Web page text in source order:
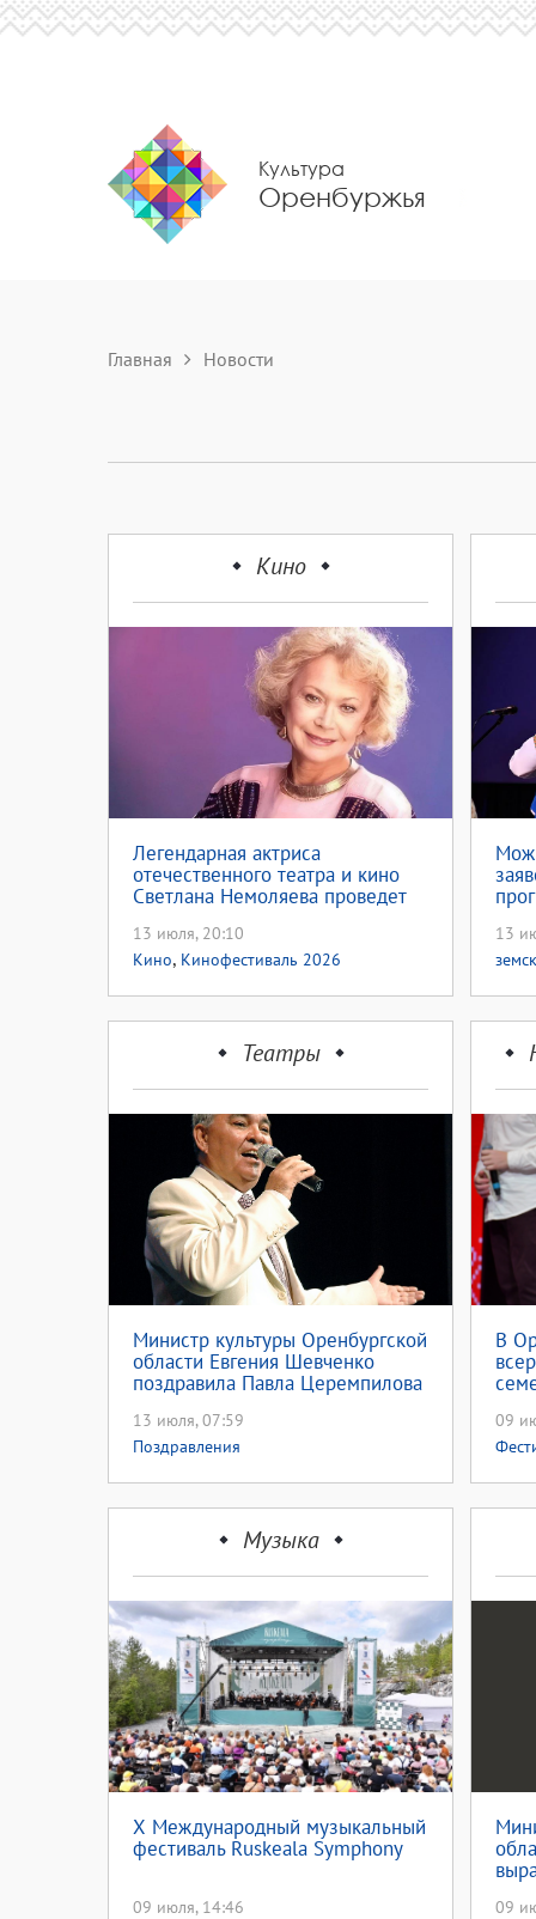
Культура
Оренбуржья
Главная Новости
Кино
Легендарная актриса
отечественного театра и кино
Светлана Немоляева проведет
Оренбурге
13 июля, 20:10
Кино, Кинофестиваль 2026
13
Театры
Министр культуры Оренбургской
области Евгения Шевченко
поздравила Павла Церемпилова
13 июля, 07:59
Поздравления
В
09
Музыка
Х Международный музыкальный
фестиваль Ruskeala Symphony
09 июля, 14:46
09